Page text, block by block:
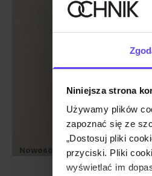
Niniejsza strona
Używamy plików
zapoznać się ze
„Dostosuj pliki
przyciski. Pliki
wyświetlać im
Nowość Premium NEW20